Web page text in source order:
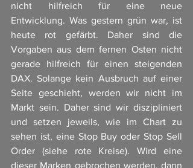
nicht hilfreich für eine neue
Entwicklung. Was gestern grün war, ist
heute rot gefärbt. Daher sind die
Vorgaben aus dem fernen Osten nicht
gerade hilfreich für einen steigenden
DAX. Solange kein Ausbruch auf einer
Seite geschieht, werden wir nicht im
Markt sein. Daher sind wir diszipliniert
und setzen jeweils, wie im Chart zu
sehen ist, eine Stop Buy oder Stop Sell
Order (siehe rote Kreise). Wird eine
dieser Marken gebrochen werden, dann